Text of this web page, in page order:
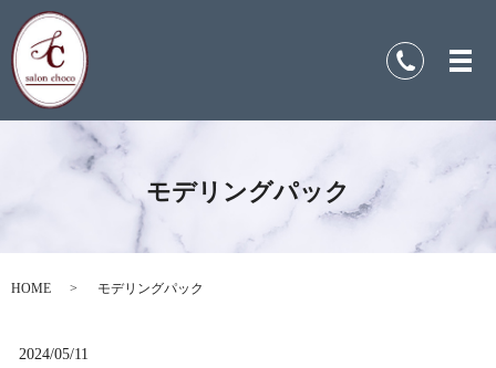
モデリングパック
HOME モデリングパック
2024/05/11